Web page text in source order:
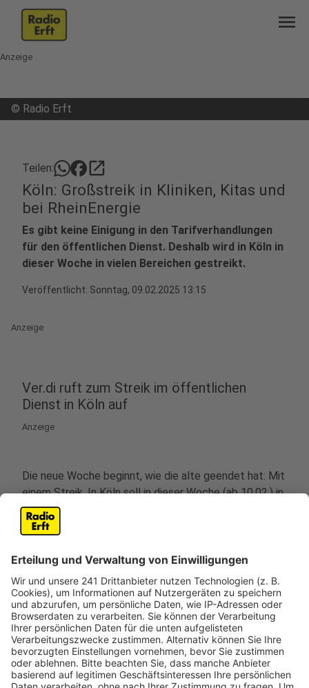
menu
Anzeige
© Radio Erft
Teilen: open_in_new
Köln: Großstreik in Kliniken, Kitas und
bei RheinEnergie
Es gibt keine Einigung in den Tarifverhandlungen
für den öffentlichen Dienst. Deshalb wird in Köln in
dieser Woche in vielen Bereichen gestreikt.
Veröffentlicht: Sonntag, 09.02.2025 13:15
Anzeige
Ver.di ruft zum Streik im öffentlichen
Dienst in Köln auf
Anzeige
Die neue Woche beginnt, wie die alte geendet hat: Mit
einem Streik. In Köln soll in dieser Woche (ab 10.02.) in
verschiedenen Bereichen des öffentlichen Diensts
gestreikt werden. Dazu aufgerufen hat die
der erste Verhandlungsrunde konnte keine Einigung
erzielt werden.
Ab Montag, bis einschließlich Mittwoch, sollen die
Beschäftigten in den städtischen Kitas nach und nach
ihre Arbeit niederlegen.
Am Dienstag wollen dann die Mitarbeiter in den
Kliniken der Stadt Köln und der LVR Klinik streiken,